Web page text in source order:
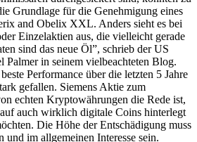
Grundlage für die Genehmigung eines
and Obelix XXL. An­ders sieht es bei
Einzel­aktien aus, die viel­leicht gerade
sind das neue Öl”, schrieb der US
Palmer in seinem vielbeachteten Blog.
Performance über die letzten 5 Jahre
gefallen. Siemens Aktie zum
echten Kryptowährungen die Rede ist,
auch wirklich digitale Coins hinterlegt
Die Höhe der Entschädigung muss
und im allgemeinen Interesse sein.